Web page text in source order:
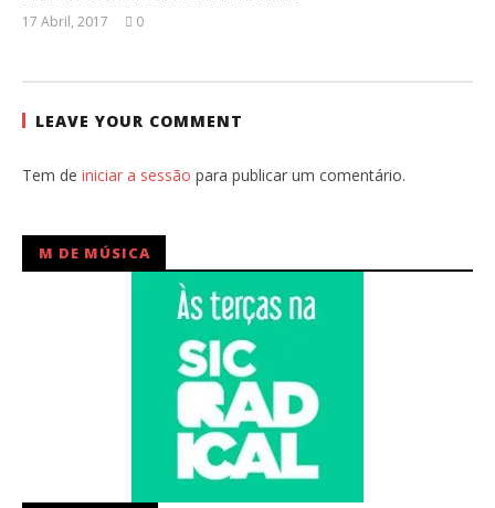
17 Abril, 2017
0
LEAVE YOUR COMMENT
Tem de iniciar a sessão para publicar um comentário.
M DE MÚSICA